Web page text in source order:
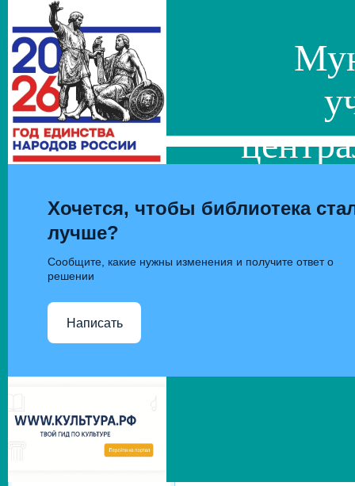
Хочется, чтобы библиотека
лучше?
Сообщите, какие нужны изменения и получите ответ о
решении
Написать